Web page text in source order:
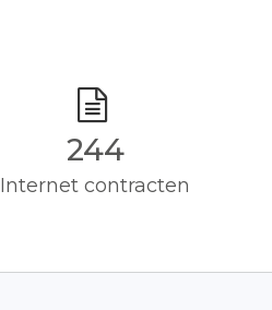
245
Internet contracten